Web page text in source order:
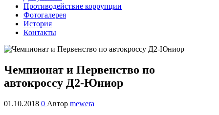
Противодействие коррупции
Фотогалерея
История
Контакты
Чемпионат и Первенство по
автокроссу Д2-Юниор
01.10.2018 0 Автор mewera